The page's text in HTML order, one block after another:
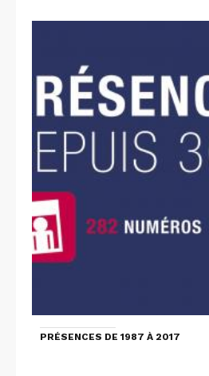
PRÉSENCES DE 1987 À 2017